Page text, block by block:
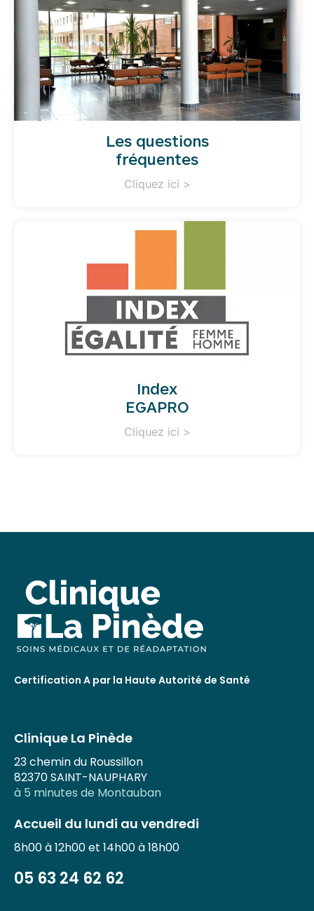
Les questions
fréquentes
Cliquez ici >
Index
EGAPRO
Cliquez ici >
Certification A par la Haute Autorité de Santé
Clinique La Pinède
23 chemin du Roussillon
82370 SAINT-NAUPHARY
à 5 minutes de Montauban
Accueil du lundi au vendredi
8h00 à 12h00 et 14h00 à 18h00
05 63 24 62 62